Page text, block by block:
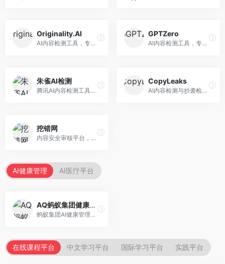
Originality.AI
AI内容检测工具，专注于内容原创性验证。面向内容创作者和出版商，提供AI检测、抄袭检测、批量分析等服务，检测精度高。
GPTZero
AI内容检测工具，专注于AI生成文本识别。面向教育工作者和出版商，提供文本检测、批量分析、API接口等服务，检测准确率高。
朱雀AI检测
腾讯AI内容检测工具，专注于中文内容识别。面向中文用户，提供AI内容检测、文本分析、报告生成等服务，中文检测专业。
CopyLeaks
AI内容检测与抄袭检测平台，专注于内容原创性验证。面向教育机构和出版商，提供AI检测、抄袭检测、多语言支持等服务，检测全面。
挖错网
内容安全审核平台，专注于违规内容检测。面向企业和平台，提供内容审核、敏感词检测、风险预警等服务，安全审核专业。
AI健康管理 AI医疗平台
AQ蚂蚁集团健康管家
蚂蚁集团AI健康管理服务，专注于个人健康监测。面向个人用户，提供健康评估、慢病管理、健康建议等服务，健康管理便捷。
在线课程平台 中文学习平台 国际学习平台 实践平台